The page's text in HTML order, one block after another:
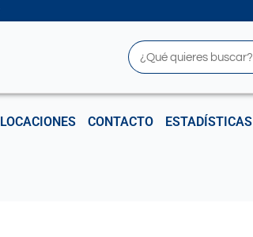
Buscar
LOCACIONES CONTACTO ESTADÍSTICAS